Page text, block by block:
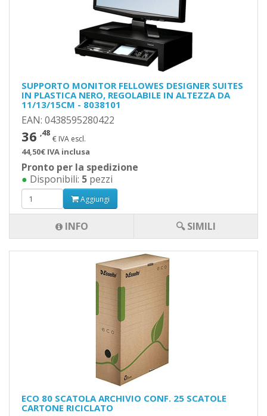
ECO 80 SCATOLA ARCHIVIO CONF. 25 SCATOLE
CARTONE RICICLATO
SUPPORTO MONITOR FELLOWES DESIGNER SUITES
IN PLASTICA NERO, REGOLABILE IN ALTEZZA DA
11/13/15CM - 8038101
EAN: 0438595280422
36 ,48
€ IVA escl.
44,50€ IVA inclusa
Pronto per la spedizione
● Disponibili: 5 pezzi
Aggiungi
INFO 🔍 SIMILI